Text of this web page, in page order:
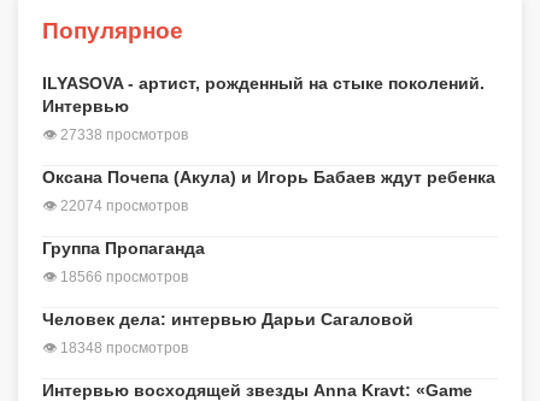
Популярное
ILYASOVA - артист, рожденный на стыке поколений.
Интервью
👁 27338 просмотров
Оксана Почепа (Акула) и Игорь Бабаев ждут ребенка
👁 22074 просмотров
Группа Пропаганда
👁 18566 просмотров
Человек дела: интервью Дарьи Сагаловой
👁 18348 просмотров
Интервью восходящей звезды Anna Kravt: «Game